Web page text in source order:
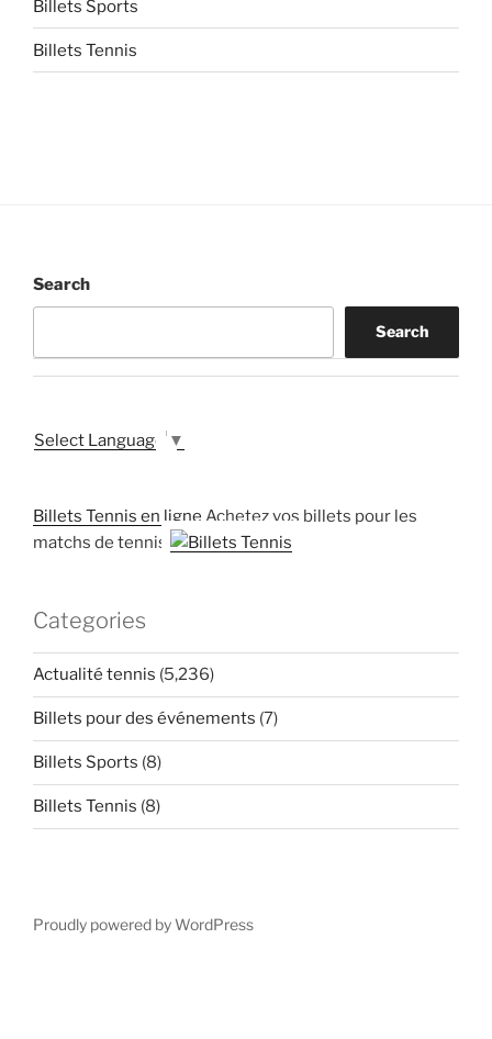
Billets Sports
Billets Tennis
Search
Search
Select Language ▼
Billets Tennis en ligne Achetez vos billets pour les
matchs de tennis
Categories
Actualité tennis (5,236)
Billets pour des événements (7)
Billets Sports (8)
Billets Tennis (8)
Proudly powered by WordPress